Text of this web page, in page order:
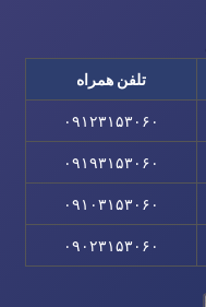
تلفن همراه
۰۹۱۲۳۱۵۳۰۶۰
۰۹۱۹۳۱۵۳۰۶۰
۰۹۱۰۳۱۵۳۰۶۰
۰۹۰۲۳۱۵۳۰۶۰